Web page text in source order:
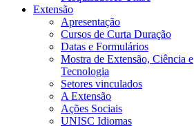
Extensão
Apresentação
Cursos de Curta Duração
Datas e Formulários
Mostra de Extensão, Ciência e
Tecnologia
Setores vinculados
A Extensão
Ações Sociais
UNISC Idiomas